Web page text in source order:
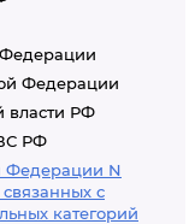
Федерации
власти РФ
РФ
Федерации N
с
категорий